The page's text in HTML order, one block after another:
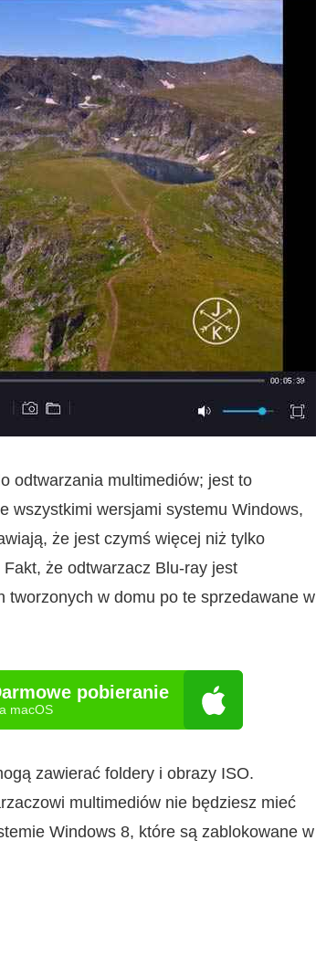
odtwarzania multimediów; jest to
wszystkimi wersjami systemu Windows,
że jest czymś więcej niż tylko
że odtwarzacz Blu-ray jest
tworzonych w domu po te sprzedawane w
pobieranie
macOS
zawierać foldery i obrazy ISO.
multimediów nie będziesz mieć
Windows 8, które są zablokowane w